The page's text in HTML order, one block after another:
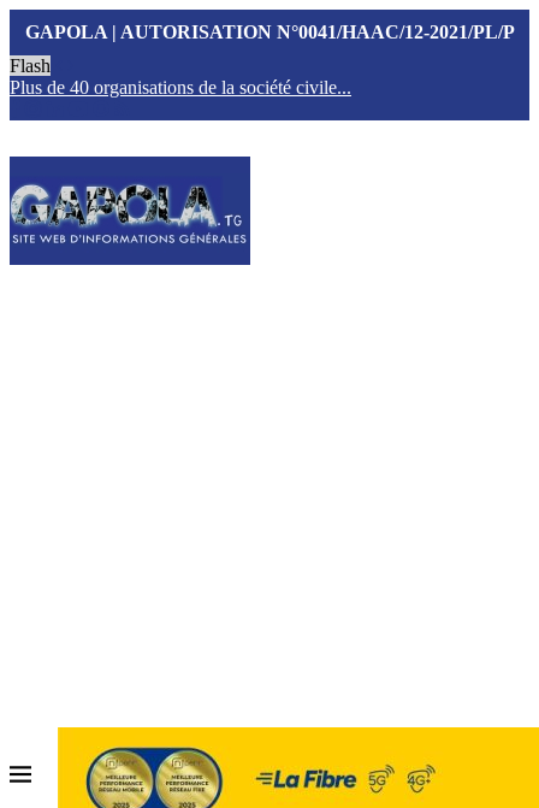
GAPOLA | AUTORISATION N°0041/HAAC/12-2021/PL/P
Flash
Plus de 40 organisations de la société civile...